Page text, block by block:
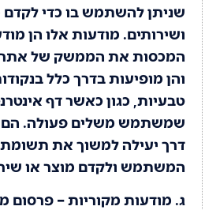
שניתן להשתמש בו כדי לקדם
ושירותים. מודעות אלו הן
המכסות את הממשק של אתר
והן מופיעות בדרך כלל
טבעיות, כגון כאשר דף
שמשתמש משלים פעולה. הם
דרך יעילה למשוך את
המשתמש ולקדם מוצר או
ג. מודעות מקוריות – פרסום